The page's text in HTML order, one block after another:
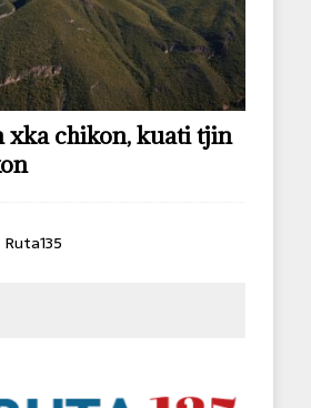
xka chikon, kuati tjin